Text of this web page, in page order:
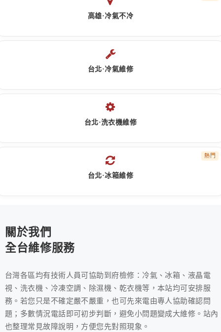
高雄·冷氣不冷
台北·冷氣維修
台北·洗衣機維修
台北·冰箱維修
熱門
關於我們
全台維修服務
台灣各區均有技術人員可協助到府檢修：冷氣、冰箱、液晶電
視、洗衣機、冷凍空調、除濕機、乾衣機等，本站均可安排服
務。若您只是不確定嚴不嚴重，也可先來電由專人協助確認問
題；多數情況電話即可初步判斷，避免小問題變成大維修。站內
也整理常見故障說明，方便您先對照現象。